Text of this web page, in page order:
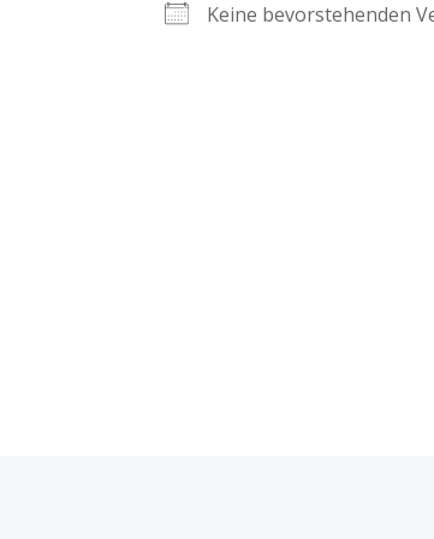
Keine bevorstehenden